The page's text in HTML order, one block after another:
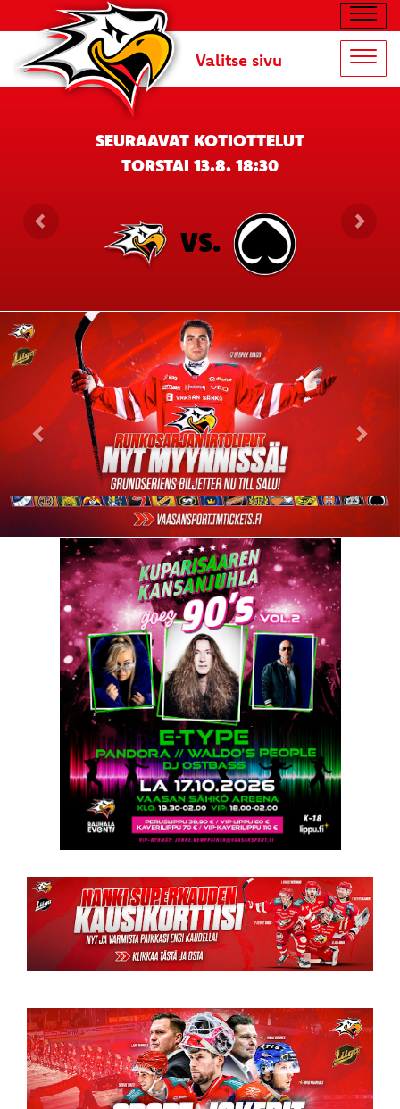
Valitse sivu
SEURAAVAT KOTIOTTELUT
TORSTAI 13.8. 18:30
VS.
Lue lisää